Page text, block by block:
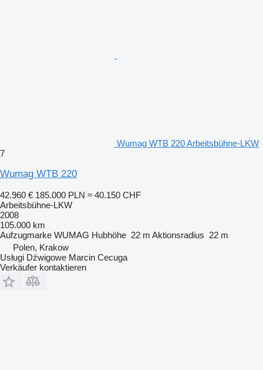
Wumag WTB 220 Arbeitsbühne-LKW
7
Wumag WTB 220
42.960 € 185.000 PLN ≈ 40.150 CHF
Arbeitsbühne-LKW
2008
105.000 km
Aufzugmarke WUMAG Hubhöhe 22 m Aktionsradius 22 m
Polen, Krakow
Usługi Dźwigowe Marcin Cecuga
Verkäufer kontaktieren